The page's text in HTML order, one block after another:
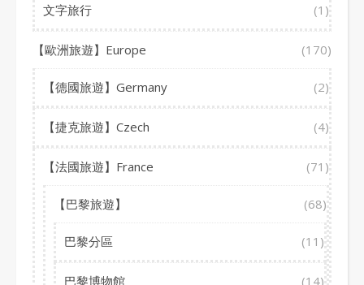
文字旅行 (1)
【歐洲旅遊】Europe (170)
【德國旅遊】Germany (2)
【捷克旅遊】Czech (4)
【法國旅遊】France (71)
【巴黎旅遊】 (68)
巴黎分區 (11)
巴黎博物館 (14)